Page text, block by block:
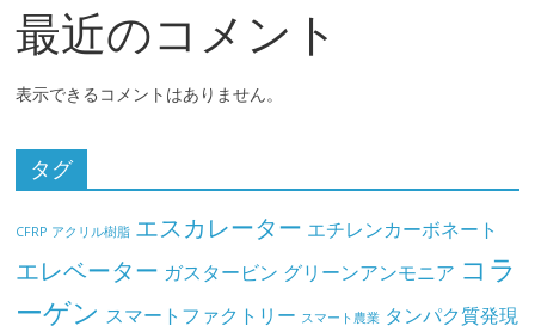
最近のコメント
表示できるコメントはありません。
タグ
CFRP アクリル樹脂 エスカレーター エチレンカーボネート
エレベーター ガスタービン グリーンアンモニア コラ
ーゲン スマートファクトリー スマート農業 タンパク質発現